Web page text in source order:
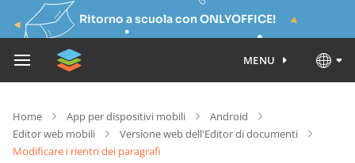
Ritorno a scuola con ONLYOFFICE!
MENU
Home App per dispositivi mobili
Android
Editor web mobili
Versione web dell'Editor di documenti
Modificare i rientri dei paragrafi